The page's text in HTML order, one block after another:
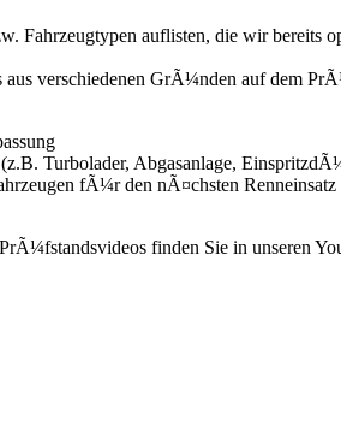
Fahrzeugtypen auflisten, die wir bereits
verschiedenen GrÃ¼nden auf dem
Turbolader, Abgasanlage,
fÃ¼r den nÃ¤chsten Renneinsatz
finden Sie in unseren